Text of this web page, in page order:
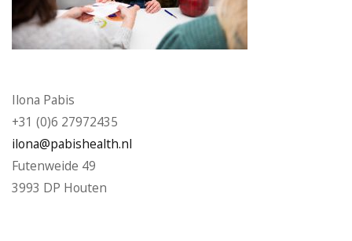
Ilona Pabis
+31 (0)6 27972435
ilona@pabishealth.nl
Futenweide 49
3993 DP Houten